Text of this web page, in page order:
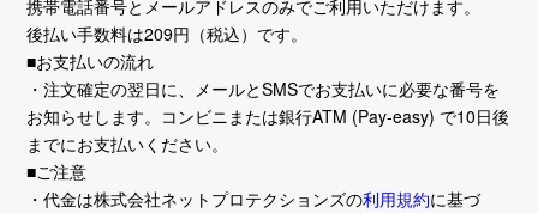
携帯電話番号とメールアドレスのみでご利用いただけます。
後払い手数料は209円（税込）です。
■お支払いの流れ
・注文確定の翌日に、メールとSMSでお支払いに必要な番号を
お知らせします。コンビニまたは銀行ATM (Pay-easy) で10日後
までにお支払いください。
■ご注意
・代金は株式会社ネットプロテクションズの利用規約に基づ